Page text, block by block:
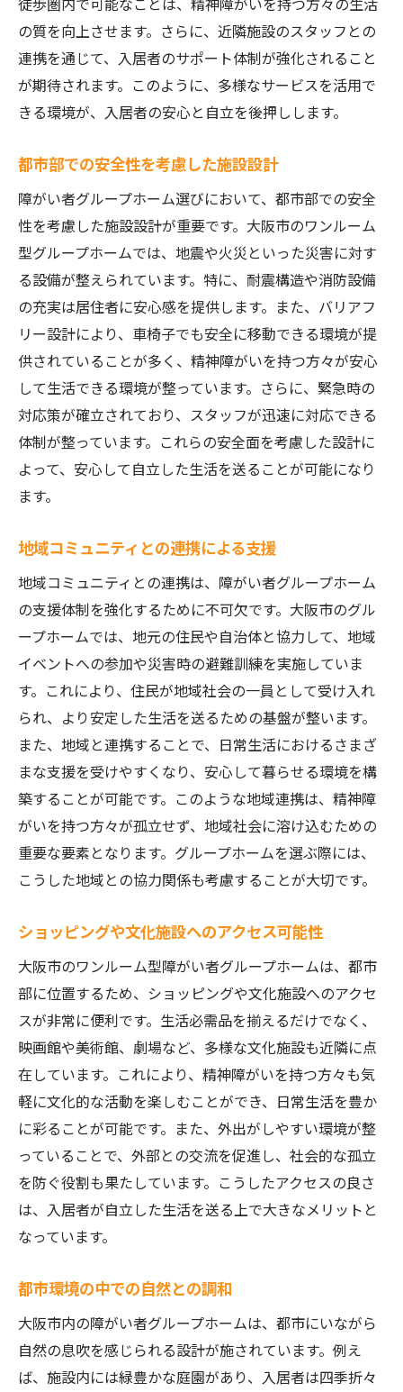
の質を向上させます。さらに、近隣施設のスタッフとの
連携を通じて、入居者のサポート体制が強化されること
が期待されます。このように、多様なサービスを活用で
きる環境が、入居者の安心と自立を後押しします。
都市部での安全性を考慮した施設設計
障がい者グループホーム選びにおいて、都市部での安全
性を考慮した施設設計が重要です。大阪市のワンルーム
型グループホームでは、地震や火災といった災害に対す
る設備が整えられています。特に、耐震構造や消防設備
の充実は居住者に安心感を提供します。また、バリアフ
リー設計により、車椅子でも安全に移動できる環境が提
供されていることが多く、精神障がいを持つ方々が安心
して生活できる環境が整っています。さらに、緊急時の
対応策が確立されており、スタッフが迅速に対応できる
体制が整っています。これらの安全面を考慮した設計に
よって、安心して自立した生活を送ることが可能になり
ます。
地域コミュニティとの連携による支援
地域コミュニティとの連携は、障がい者グループホーム
の支援体制を強化するために不可欠です。大阪市のグル
ープホームでは、地元の住民や自治体と協力して、地域
イベントへの参加や災害時の避難訓練を実施していま
す。これにより、住民が地域社会の一員として受け入れ
られ、より安定した生活を送るための基盤が整います。
また、地域と連携することで、日常生活におけるさまざ
まな支援を受けやすくなり、安心して暮らせる環境を構
築することが可能です。このような地域連携は、精神障
がいを持つ方々が孤立せず、地域社会に溶け込むための
重要な要素となります。グループホームを選ぶ際には、
こうした地域との協力関係も考慮することが大切です。
ショッピングや文化施設へのアクセス可能性
大阪市のワンルーム型障がい者グループホームは、都市
部に位置するため、ショッピングや文化施設へのアクセ
スが非常に便利です。生活必需品を揃えるだけでなく、
映画館や美術館、劇場など、多様な文化施設も近隣に点
在しています。これにより、精神障がいを持つ方々も気
軽に文化的な活動を楽しむことができ、日常生活を豊か
に彩ることが可能です。また、外出がしやすい環境が整
っていることで、外部との交流を促進し、社会的な孤立
を防ぐ役割も果たしています。こうしたアクセスの良さ
は、入居者が自立した生活を送る上で大きなメリットと
なっています。
都市環境の中での自然との調和
大阪市内の障がい者グループホームは、都市にいながら
自然の息吹を感じられる設計が施されています。例え
ば、施設内には緑豊かな庭園があり、入居者は四季折々